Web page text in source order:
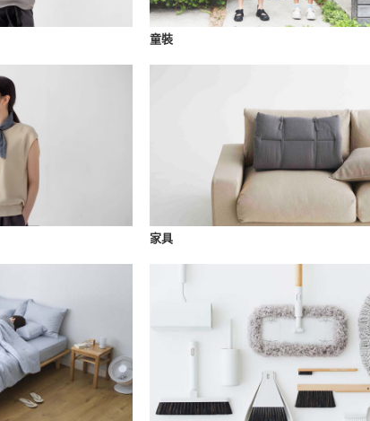
童裝
家具